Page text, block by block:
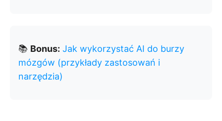
📚 Bonus: Jak wykorzystać AI do burzy
mózgów (przykłady zastosowań i
narzędzia)